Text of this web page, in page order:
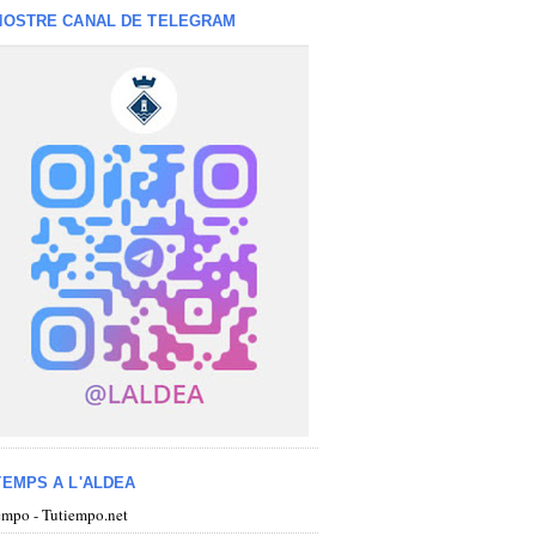
CANAL DE TELEGRAM
A L'ALDEA
- Tutiempo.net